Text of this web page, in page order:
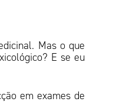
Mas o que
E se eu
em exames de